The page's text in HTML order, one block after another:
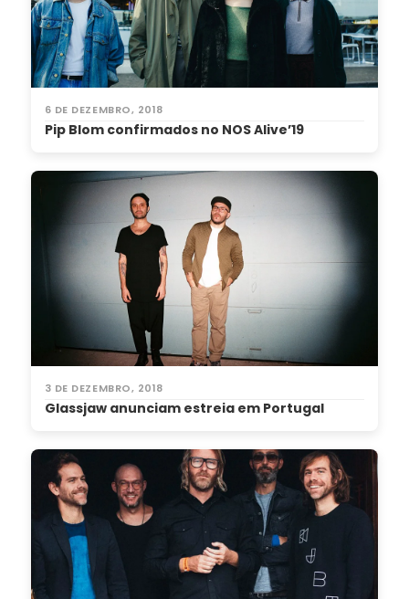
6 DE DEZEMBRO, 2018
Pip Blom confirmados no NOS Alive’19
3 DE DEZEMBRO, 2018
Glassjaw anunciam estreia em Portugal